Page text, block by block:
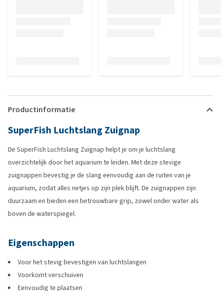
Productinformatie
SuperFish Luchtslang Zuignap
De SuperFish Luchtslang Zuignap helpt je om je luchtslang
overzichtelijk door het aquarium te leiden. Met deze stevige
zuignappen bevestig je de slang eenvoudig aan de ruiten van je
aquarium, zodat alles netjes op zijn plek blijft. De zuignappen zijn
duurzaam en bieden een betrouwbare grip, zowel onder water als
boven de waterspiegel.
Eigenschappen
Voor het stevig bevestigen van luchtslangen
Voorkomt verschuiven
Eenvoudig te plaatsen